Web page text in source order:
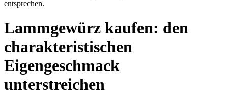
entsprechen.
Lammgewürz kaufen: den
charakteristischen
Eigengeschmack
unterstreichen